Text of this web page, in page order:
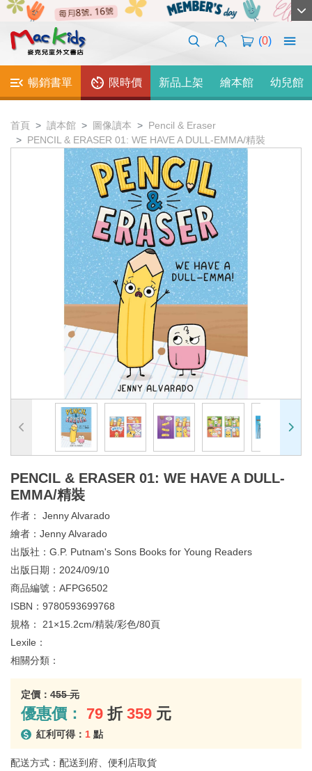
(0)
暢銷書單 限時價 新品上架 繪本館 幼兒館
首頁 讀本館 圖像讀本
Pencil & Eraser
PENCIL & ERASER 01: WE HAVE A DULL-EMMA/精裝
PENCIL & ERASER 01: WE HAVE A DULL-
EMMA/精裝
作者： Jenny Alvarado
繪者： Jenny Alvarado
出版社： G.P. Putnam's Sons Books for Young Readers
出版日期： 2024/09/10
商品編號： AFPG6502
ISBN： 9780593699768
規格： 21×15.2cm/精裝/彩色/80頁
Lexile：
相關分類：
定價： 455 元
優惠價： 79 折 359 元
紅利可得： 1 點
配送方式：配送到府、便利店取貨